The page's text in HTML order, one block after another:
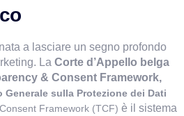
a lasciare un segno profondo
La
& Consent Framework,
Generale sulla Protezione dei Dati
Framework (TCF) è il sistema